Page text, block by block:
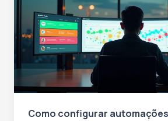
Como configurar